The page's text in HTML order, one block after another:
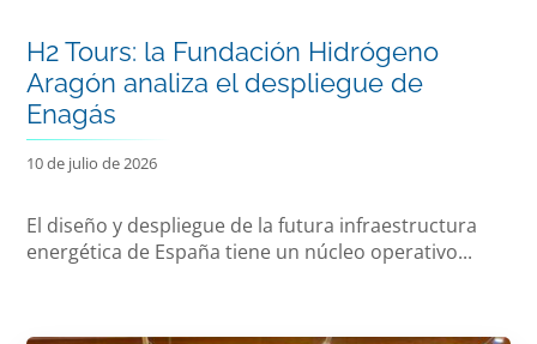
H2 Tours: la Fundación Hidrógeno
Aragón analiza el despliegue de
Enagás
10 de julio de 2026
El diseño y despliegue de la futura infraestructura
energética de España tiene un núcleo operativo...